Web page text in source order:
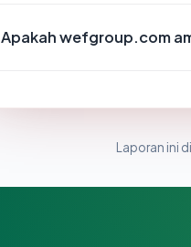
Apakah wefgroup.com
Laporan ini